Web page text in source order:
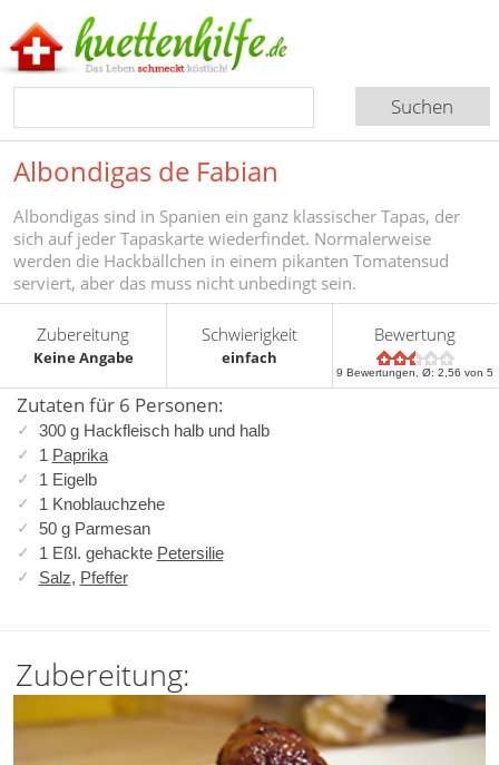
Albondigas de Fabian
Albondigas sind in Spanien ein ganz klassischer Tapas, der
sich auf jeder Tapaskarte wiederfindet. Normalerweise
werden die Hackbällchen in einem pikanten Tomatensud
serviert, aber das muss nicht unbedingt sein.
Zubereitung
Keine Angabe
Schwierigkeit
einfach
Bewertung
9 Bewertungen, Ø:2,56 von 5
Zutaten für 6 Personen:
300 g Hackfleisch halb und halb
1 Paprika
1 Eigelb
1 Knoblauchzehe
50 g Parmesan
1 Eßl. gehackte Petersilie
Salz, Pfeffer
Zubereitung: